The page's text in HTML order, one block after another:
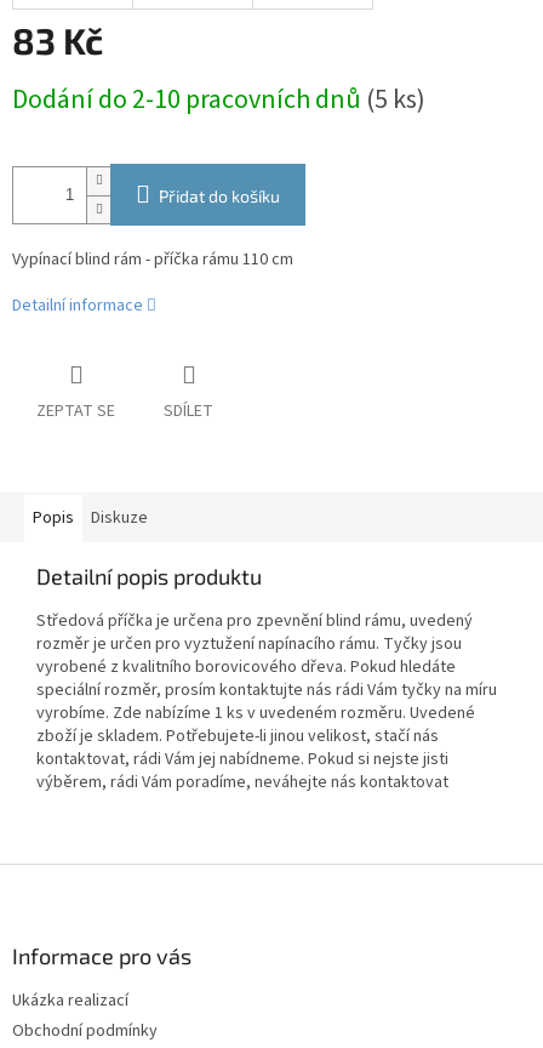
83 Kč
cena:
Dodání do 2-10 pracovních dnů (5 ks)
Přidat do košíku
Vypínací blind rám - příčka rámu 110 cm
Detailní informace
ZEPTAT SE SDÍLET
Popis Diskuze
Detailní popis produktu
Středová příčka je určena pro zpevnění blind rámu, uvedený
rozměr je určen pro vyztužení napínacího rámu. Tyčky jsou
vyrobené z kvalitního borovicového dřeva. Pokud hledáte
speciální rozměr, prosím kontaktujte nás rádi Vám tyčky na míru
vyrobíme. Zde nabízíme 1 ks v uvedeném rozměru. Uvedené
zboží je skladem. Potřebujete-li jinou velikost, stačí nás
kontaktovat, rádi Vám jej nabídneme. Pokud si nejste jisti
výběrem, rádi Vám poradíme, neváhejte nás kontaktovat
Informace pro vás
Ukázka realizací
Obchodní podmínky